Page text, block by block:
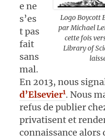
Logo Boycott
par Michael
cette fois
Library of
e ne
s’es
t pas
fait
sans
mal.
En 2013, nous
d’Elsevier1. Nous
refus de publier
privatisent et
connaissance alors